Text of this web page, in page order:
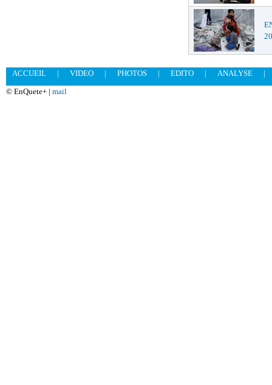
ACCUEIL | VIDEO | PHOTOS | EDITO | ANALYSE
|
© EnQuete+ | mail